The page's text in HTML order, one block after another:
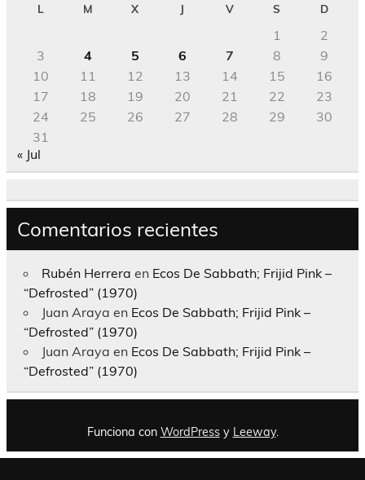
L M X J V S D
1
2
3
4 5 6 7 8
9
10
11 12 13 14 15
16
17
18 19 20 21 22
23
24
25 26 27 28 29
30
31
« Jul
Comentarios recientes
Rubén Herrera en Ecos De Sabbath; Frijid Pink –
“Defrosted” (1970)
Juan Araya en Ecos De Sabbath; Frijid Pink –
“Defrosted” (1970)
Juan Araya en Ecos De Sabbath; Frijid Pink –
“Defrosted” (1970)
Funciona con WordPressy Leeway.